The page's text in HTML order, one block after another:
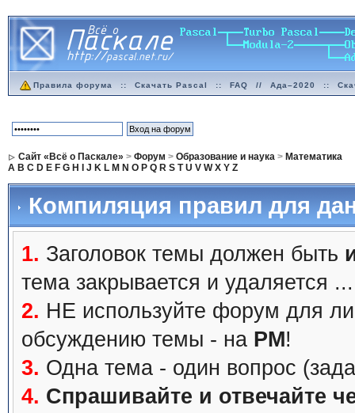
Правила форума :: Скачать Pascal :: FAQ // Ада–2020 ::
Сайт «Всё о Паскале» > Форум > Образование и наука> Математика
A B C D E F G H J K L M N O P Q R S T U V W X Y Z
Компиляция правил для
1. Заголовок темы должен быть
тема закрывается и удаляется ...
2. НЕ используйте форум для
обсуждению темы - на PM!
3. Одна тема - один вопрос
4. Спрашивайте и отвечайте